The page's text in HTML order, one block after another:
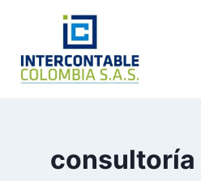
content